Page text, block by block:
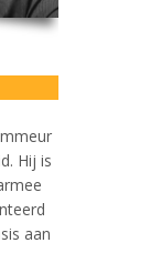
Hij is
aan